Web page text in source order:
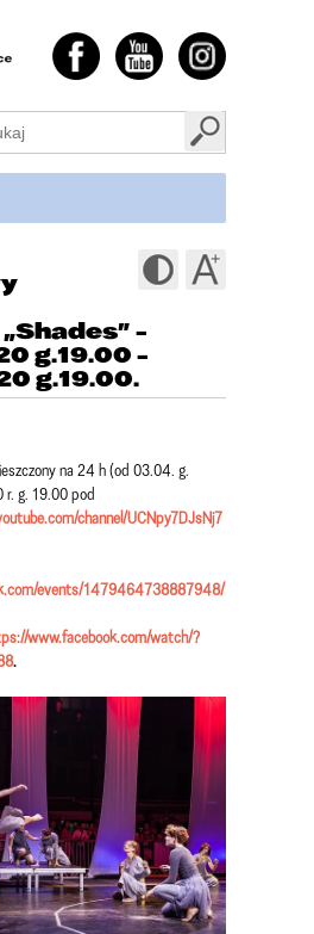
-
g.19.00 -
g.19.00.
na 24 h (od 03.04. g.
g. 19.00 pod
channel/UCNpy7DJsNj7
events/1479464738887948/
www.facebook.com/watch/?
.